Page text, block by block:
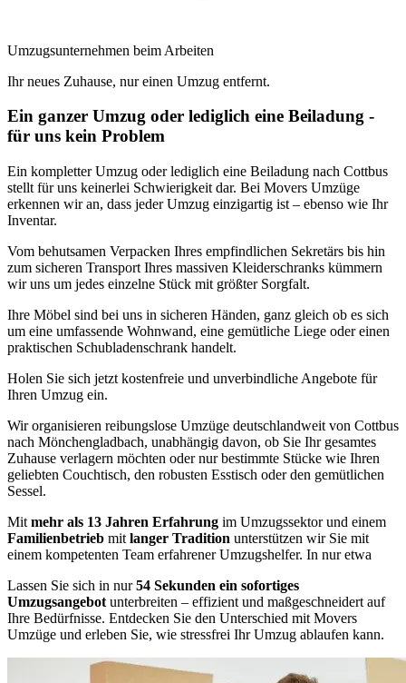
Umzugsunternehmen beim Arbeiten
Ihr neues Zuhause, nur einen Umzug entfernt.
Ein ganzer Umzug oder lediglich eine Beiladung -
für uns kein Problem
Ein kompletter Umzug oder lediglich eine Beiladung nach Cottbus
stellt für uns keinerlei Schwierigkeit dar. Bei Movers Umzüge
erkennen wir an, dass jeder Umzug einzigartig ist – ebenso wie Ihr
Inventar.
Vom behutsamen Verpacken Ihres empfindlichen Sekretärs bis hin
zum sicheren Transport Ihres massiven Kleiderschranks kümmern
wir uns um jedes einzelne Stück mit größter Sorgfalt.
Ihre Möbel sind bei uns in sicheren Händen, ganz gleich ob es sich
um eine umfassende Wohnwand, eine gemütliche Liege oder einen
praktischen Schubladenschrank handelt.
Holen Sie sich jetzt kostenfreie und unverbindliche Angebote für
Ihren Umzug ein.
Wir organisieren reibungslose Umzüge deutschlandweit von Cottbus
nach Mönchengladbach, unabhängig davon, ob Sie Ihr gesamtes
Zuhause verlagern möchten oder nur bestimmte Stücke wie Ihren
geliebten Couchtisch, den robusten Esstisch oder den gemütlichen
Sessel.
Mit mehr als 13 Jahren Erfahrung im Umzugssektor und einem
Familienbetrieb mit langer Tradition unterstützen wir Sie mit
einem kompetenten Team erfahrener Umzugshelfer. In nur etwa
Lassen Sie sich in nur54 Sekunden ein sofortiges
Umzugsangebot unterbreiten – effizient und maßgeschneidert auf
Ihre Bedürfnisse. Entdecken Sie den Unterschied mit Movers
Umzüge und erleben Sie, wie stressfrei Ihr Umzug ablaufen kann.